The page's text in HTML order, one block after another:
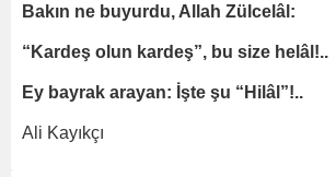
Bakın ne buyurdu, Allah Zülcelâl:
“Kardeş olun kardeş”, bu size helâl!..
Ey bayrak arayan: İşte şu “Hilâl”!..
Ali Kayıkçı